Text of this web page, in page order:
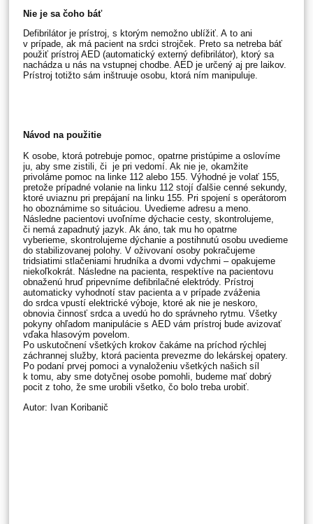
Nie je sa čoho báť
Defibrilátor je prístroj, s ktorým nemožno ublížiť. A to ani
v prípade, ak má pacient na srdci strojček. Preto sa netreba báť
použiť prístroj AED (automatický externý defibrilátor), ktorý sa
nachádza u nás na vstupnej chodbe. AED je určený aj pre laikov.
Prístroj totižto sám inštruuje osobu, ktorá ním manipuluje.
Návod na použitie
K osobe, ktorá potrebuje pomoc, opatrne pristúpime a oslovíme
ju, aby sme zistili, či je pri vedomí. Ak nie je, okamžite
privoláme pomoc na linke 112 alebo 155. Výhodné je volať 155,
pretože prípadné volanie na linku 112 stojí ďalšie cenné sekundy,
ktoré uviaznu pri prepájaní na linku 155. Pri spojení s operátorom
ho oboznámime so situáciou. Uvedieme adresu a meno.
Následne pacientovi uvoľníme dýchacie cesty, skontrolujeme,
či nemá zapadnutý jazyk. Ak áno, tak mu ho opatrne
vyberieme, skontrolujeme dýchanie a postihnutú osobu uvedieme
do stabilizovanej polohy. V oživovaní osoby pokračujeme
tridsiatimi stlačeniami hrudníka a dvomi vdychmi – opakujeme
niekoľkokrát. Následne na pacienta, respektíve na pacientovu
obnaženú hruď pripevníme defibrilačné elektródy. Prístroj
automaticky vyhodnotí stav pacienta a v prípade zváženia
do srdca vpustí elektrické výboje, ktoré ak nie je neskoro,
obnovia činnosť srdca a uvedú ho do správneho rytmu. Všetky
pokyny ohľadom manipulácie s AED vám prístroj bude avizovať
vďaka hlasovým povelom.
Po uskutočnení všetkých krokov čakáme na príchod rýchlej
záchrannej služby, ktorá pacienta prevezme do lekárskej opatery.
Po podaní prvej pomoci a vynaloženiu všetkých našich síl
k tomu, aby sme dotyčnej osobe pomohli, budeme mať dobrý
pocit z toho, že sme urobili všetko, čo bolo treba urobiť.
Autor: Ivan Koribanič